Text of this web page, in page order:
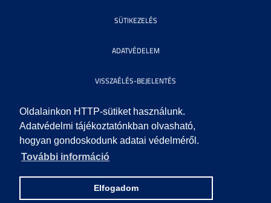
Oldalainkon HTTP-sütiket használunk.
Adatvédelmi tájékoztatónkban olvasható,
hogyan gondoskodunk adatai védelméről.
További információ
Elfogadom
SÜTIKEZELÉS
ADATVÉDELEM
VISSZAÉLÉS-BEJELENTÉS
KÖZÉRDEKŰ ADATOK
IMPRESSZUM